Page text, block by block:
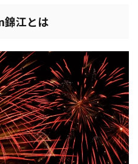
錦江とは